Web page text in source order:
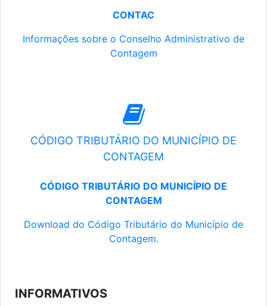
CONTAC
Informações sobre o Conselho Administrativo de
Contagem
CÓDIGO TRIBUTÁRIO DO MUNICÍPIO DE
CONTAGEM
CÓDIGO TRIBUTÁRIO DO MUNICÍPIO DE
CONTAGEM
Download do Código Tributário do Município de
Contagem.
INFORMATIVOS